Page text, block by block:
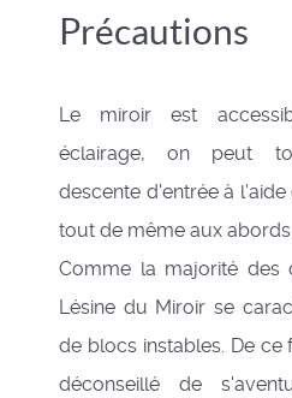
Précautions
Le miroir est
éclairage, on peut
descente d'entrée à
tout de même aux
Comme la majorité des
Lésine du Miroir se
de blocs instables. De
déconseillé de